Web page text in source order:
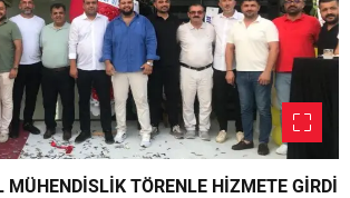
MÜHENDİSLİK TÖRENLE HİZMETE GİRDİ